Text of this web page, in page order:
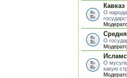
Кавказ
О
О
О
какую